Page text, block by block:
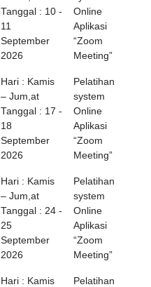
Tanggal : 10 -
11
September
2026
Online
Aplikasi
“Zoom
Meeting”
Hari : Kamis
– Jum,at
Tanggal : 17 -
18
September
2026
Pelatihan
system
Online
Aplikasi
“Zoom
Meeting”
Hari : Kamis
– Jum,at
Tanggal : 24 -
25
September
2026
Pelatihan
system
Online
Aplikasi
“Zoom
Meeting”
Hari : Kamis
Pelatihan